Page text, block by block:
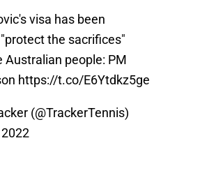
visa has been
the sacrifices"
Australian people: PM
https://t.co/E6Ytdkz5ge
(@TrackerTennis)